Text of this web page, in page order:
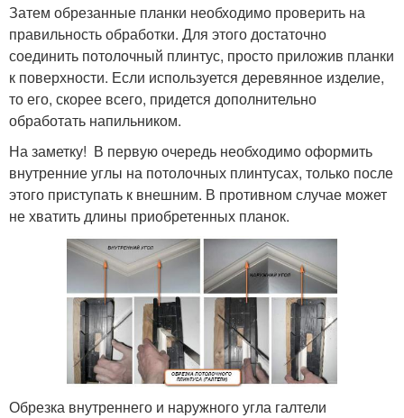
Затем обрезанные планки необходимо проверить на
правильность обработки. Для этого достаточно
соединить потолочный плинтус, просто приложив планки
к поверхности. Если используется деревянное изделие,
то его, скорее всего, придется дополнительно
обработать напильником.
На заметку! В первую очередь необходимо оформить
внутренние углы на потолочных плинтусах, только после
этого приступать к внешним. В противном случае может
не хватить длины приобретенных планок.
Обрезка внутреннего и наружного угла галтели